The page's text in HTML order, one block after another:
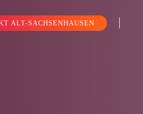
ALT-SACHSENHAUSEN